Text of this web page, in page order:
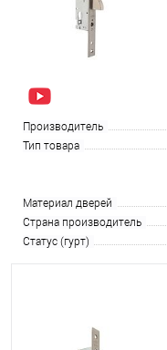
Производитель
Тип товара
Материал дверей
Страна производитель
Статус (гурт)